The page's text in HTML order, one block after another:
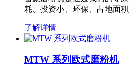
耗、投资小、环保、占地面
了解详情
MTW 系列欧式磨粉机